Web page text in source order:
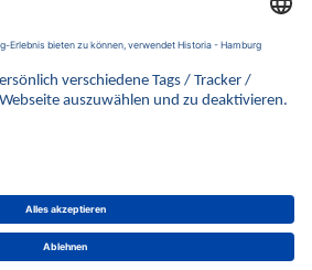
Münzen die Differenzbesteuerung gemäß § 25a UStG
anzuwenden.
der Vorrat reicht. Irrtum vorbehalten. Bilder sind